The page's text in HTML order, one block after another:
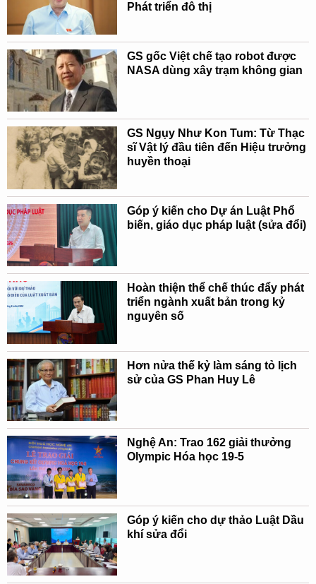
Phát triển đô thị
GS gốc Việt chế tạo robot được
NASA dùng xây trạm không gian
GS Ngụy Như Kon Tum: Từ Thạc
sĩ Vật lý đầu tiên đến Hiệu trưởng
huyền thoại
Góp ý kiến cho Dự án Luật Phổ
biến, giáo dục pháp luật (sửa đổi)
Hoàn thiện thể chế thúc đẩy phát
triển ngành xuất bản trong kỷ
nguyên số
Hơn nửa thế kỷ làm sáng tỏ lịch
sử của GS Phan Huy Lê
Nghệ An: Trao 162 giải thưởng
Olympic Hóa học 19-5
Góp ý kiến cho dự thảo Luật Dầu
khí sửa đổi